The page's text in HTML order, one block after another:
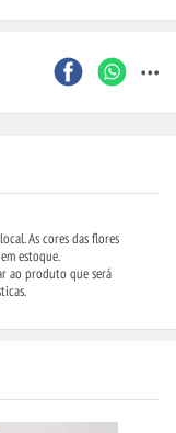
...
As cores das flores
estoque.
ao produto que será